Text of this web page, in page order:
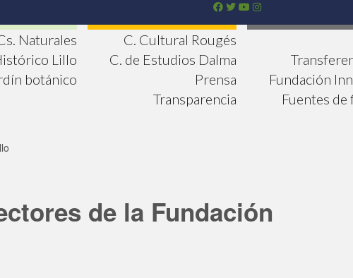
Naturales
Lillo
botánico
C. Cultural Rougés
C. de Estudios Dalma
Prensa
Transparencia
Fundación
Fuentes
de la Fundación